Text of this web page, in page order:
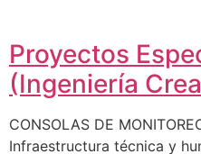
Proyectos
(Ingeniería
CONSOLAS DE
Infraestructura técnica y